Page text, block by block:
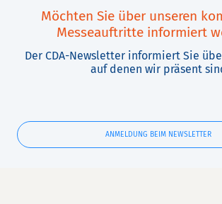
Möchten Sie über unseren
Messeauftritte informiert
Der CDA-Newsletter informiert Sie
auf denen wir präsent
ANMELDUNG BEIM NEWSLETTER